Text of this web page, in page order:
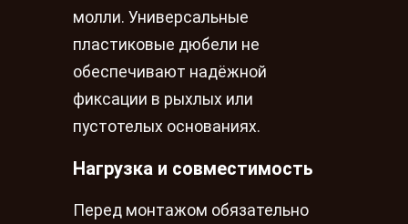
молли. Универсальные
пластиковые дюбели не
обеспечивают надёжной
фиксации в рыхлых или
пустотелых основаниях.
Нагрузка и совместимость
Перед монтажом обязательно